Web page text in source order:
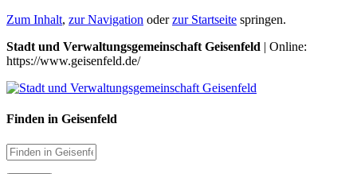
Zum Inhalt, zur Navigation oderzur Startseite springen.
Stadt und Verwaltungsgemeinschaft Geisenfeld | Online:
https://www.geisenfeld.de/
Finden in Geisenfeld